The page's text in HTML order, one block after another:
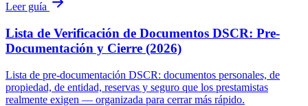
Leer guía
Lista de Verificación de Documentos DSCR: Pre-
Documentación y Cierre (2026)
Lista de pre-documentación DSCR: documentos personales, de
propiedad, de entidad, reservas y seguro que los prestamistas
realmente exigen — organizada para cerrar más rápido.